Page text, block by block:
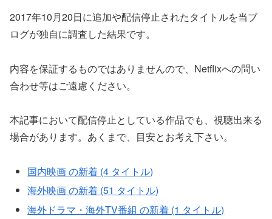
2017年10月20日に追加や配信停止されたタイトルを当ブ
ログが独自に調査した結果です。
内容を保証するものではありませんので、Netflixへの問い
合わせ等はご遠慮ください。
本記事において配信停止としている作品でも、視聴出来る
場合があります。あくまで、目安とお考え下さい。
国内映画 の新着 (4 タイトル)
海外映画 の新着 (51 タイトル)
海外ドラマ・海外TV番組 の新着 (1 タイトル)